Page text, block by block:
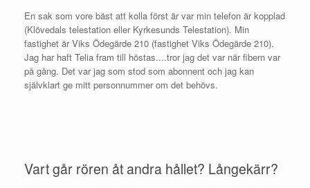
En sak som vore bäst att kolla först är var min telefon är kopplad
(Klövedals telestation eller Kyrkesunds Telestation). Min
fastighet är Viks Ödegärde 210 (fastighet Viks Ödegärde 210).
Jag har haft Telia fram till höstas....tror jag det var när fibern var
på gång. Det var jag som stod som abonnent och jag kan
självklart ge mitt personnummer om det behövs.
Vart går rören åt andra hållet? Långekärr?